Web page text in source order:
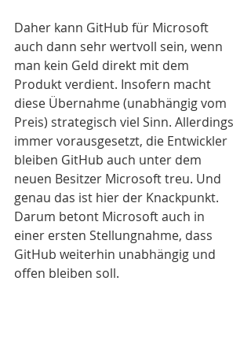
Daher kann GitHub für Microsoft
auch dann sehr wertvoll sein, wenn
man kein Geld direkt mit dem
Produkt verdient. Insofern macht
diese Übernahme (unabhängig vom
Preis) strategisch viel Sinn. Allerdings
immer vorausgesetzt, die Entwickler
bleiben GitHub auch unter dem
neuen Besitzer Microsoft treu. Und
genau das ist hier der Knackpunkt.
Darum betont Microsoft auch in
einer ersten Stellungnahme, dass
GitHub weiterhin unabhängig und
offen bleiben soll.